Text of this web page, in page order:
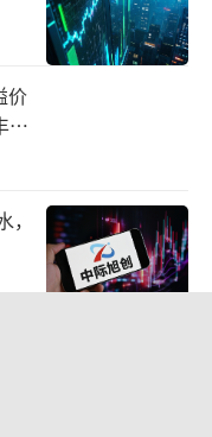
的业绩就开始变
亿元，创下7年
转型困难
与疏血通注射液
价
、